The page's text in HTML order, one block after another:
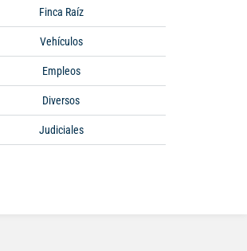
Finca Raíz
Vehículos
Empleos
Diversos
Judiciales